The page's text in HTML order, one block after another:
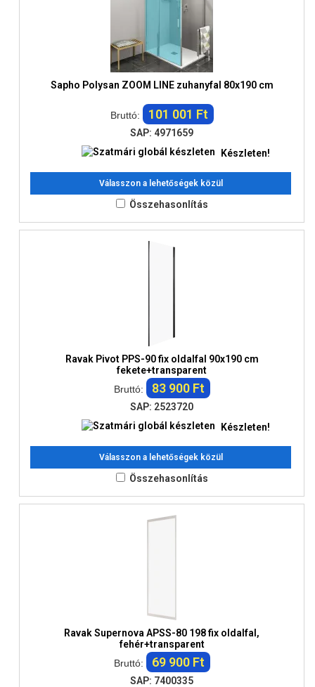
Sapho Polysan ZOOM LINE zuhanyfal 80x190 cm
Bruttó: 101 001 Ft
SAP: 4971659
Készleten!
Válasszon a lehetőségek közül
Összehasonlítás
Ravak Pivot PPS-90 fix oldalfal 90x190 cm
fekete+transparent
Bruttó:
83 900 Ft
SAP: 2523720
Készleten!
Válasszon a lehetőségek közül
Összehasonlítás
Ravak Supernova APSS-80 198 fix oldalfal,
fehér+transparent
Bruttó:
69 900 Ft
SAP: 7400335